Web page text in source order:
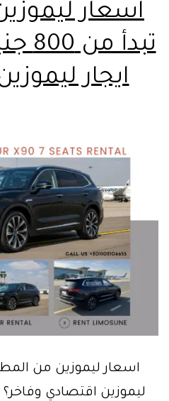
اسعار
تبدأ
ايجار
اسعار ليموزين من
ليموزين اقتصادي